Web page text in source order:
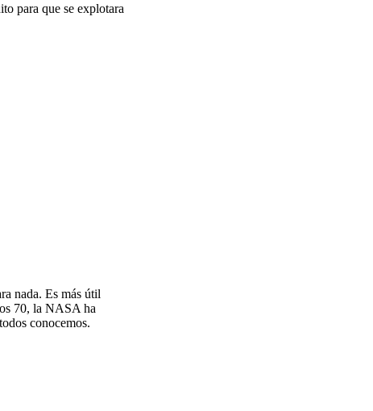
para que se explotara
nada. Es más útil
70, la NASA ha
conocemos.